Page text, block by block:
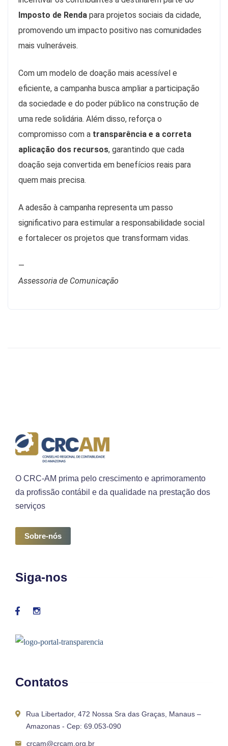
Imposto de Renda para projetos sociais da cidade,
promovendo um impacto positivo nas comunidades
mais vulneráveis.
Com um modelo de doação mais acessível e
eficiente, a campanha busca ampliar a participação
da sociedade e do poder público na construção de
uma rede solidária. Além disso, reforça o
compromisso com a transparência e a correta
aplicação dos recursos, garantindo que cada
doação seja convertida em benefícios reais para
quem mais precisa.
A adesão à campanha representa um passo
significativo para estimular a responsabilidade social
e fortalecer os projetos que transformam vidas.
—
Assessoria de Comunicação
O CRC-AM prima pelo crescimento e aprimoramento
da profissão contábil e da qualidade na prestação dos
serviços
Sobre-nós
Siga-nos
Contatos
Rua Libertador, 472 Nossa Sra das Graças, Manaus –
Amazonas - Cep: 69.053-090
crcam@crcam.org.br